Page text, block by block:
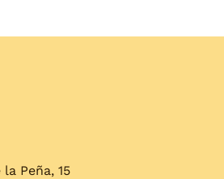
Peña, 15